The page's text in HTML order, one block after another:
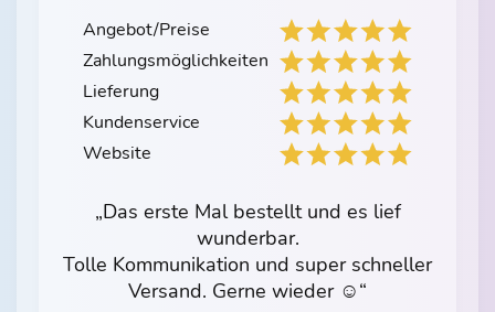
Angebot/Preise
Zahlungsmöglichkeiten
Lieferung
Kundenservice
Website
„Das erste Mal bestellt und es lief
wunderbar.
Tolle Kommunikation und super schneller
Versand. Gerne wieder ☺️“